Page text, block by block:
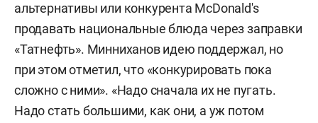
альтернативы или конкурента МсDonald's
продавать национальные блюда через заправки
«Татнефть». Минниханов идею поддержал, но
при этом отметил, что «конкурировать пока
сложно с ними». «Надо сначала их не пугать.
Надо стать большими, как они, а уж потом